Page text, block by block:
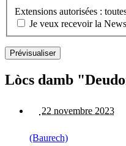
Extensions autorisées :
Je veux recevoir la
Lòcs damb
22 novembre 2023
(Baurech)